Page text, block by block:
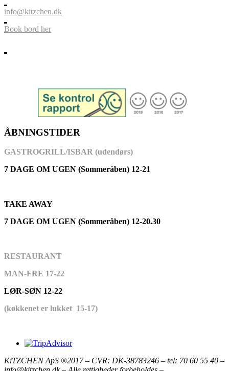
info@kitzchen.dk
Book bord her
ÅBNINGSTIDER
GASTROGRILL/ISBAR (udendørs)
7 DAGE OM UGEN (Sommeråben) 12-21
TAKE AWAY
7 DAGE OM UGEN (Sommeråben) 12-20.30
RESTAURANT
MAN-FRE 17-22
LØR-SØN 12-22
(køkkenet er lukket 15-17)
KiTZCHEN ApS ®2017 – CVR: DK-38783246 – tel: 70 60 55 40 –